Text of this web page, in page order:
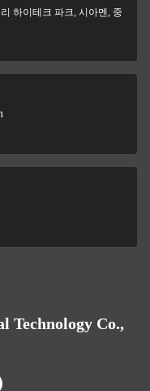
하이테크 파크, 시아멘, 중
Technology Co.,